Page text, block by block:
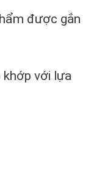
được gắn
khớp với lựa